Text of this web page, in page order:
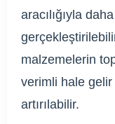
aracılığıyla
malzemelerin
verimli hale gelir
artırılabilir.